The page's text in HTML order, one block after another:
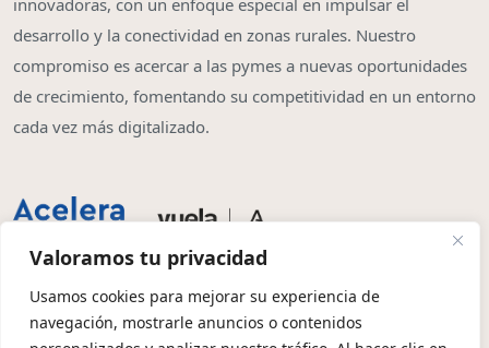
Valoramos tu privacidad
Usamos cookies para mejorar su experiencia de
navegación, mostrarle anuncios o contenidos
innovadoras, con un enfoque especial en impulsar el
desarrollo y la conectividad en zonas rurales. Nuestro
compromiso es acercar a las pymes a nuevas oportunidades
de crecimiento, fomentando su competitividad en un entorno
cada vez más digitalizado.